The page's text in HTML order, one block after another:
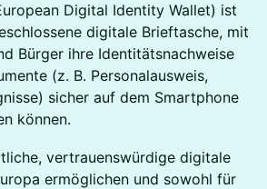
Digital Identity Wallet) ist
digitale Brieftasche, mit
Bürger ihre Identitätsnachweise
(z. B. Personalausweis,
sicher auf dem Smartphone
können.
vertrauenswürdige digitale
ermöglichen und sowohl für